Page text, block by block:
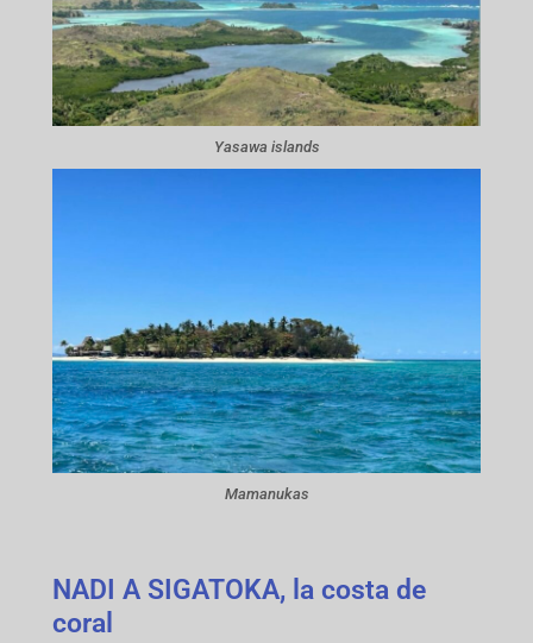
Yasawa islands
Mamanukas
NADI A SIGATOKA, la costa de
coral